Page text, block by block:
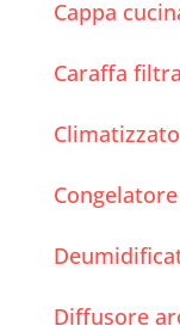
Cappa
Caraffa
Congelatore
Diffusore